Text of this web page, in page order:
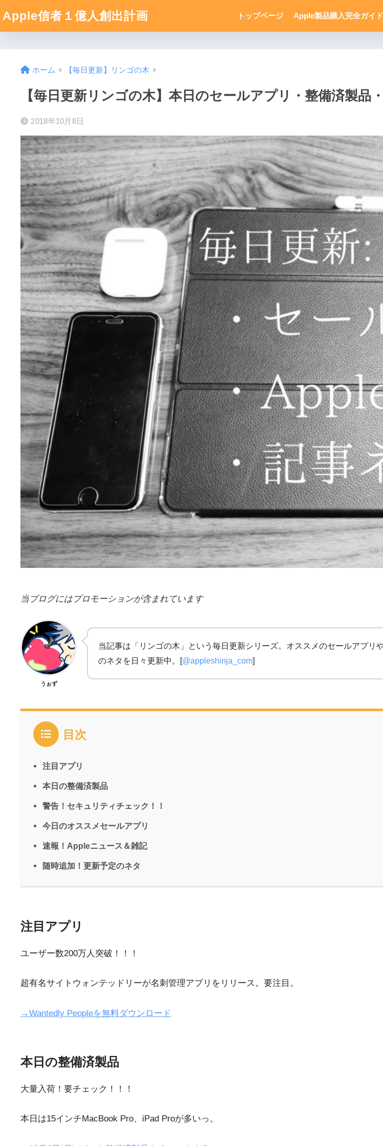
Apple信者１億人創出計画 トップページ Apple製品購入完全ガイド
ホーム 【毎日更新】リンゴの木
【毎日更新リンゴの木】本日のセールアプリ・整備済製品
2018年10月8日
当ブログにはプロモーションが含まれています
うぉず
当記事は「リンゴの木」という毎日更新シリーズ。オススメのセールアプ
のネタを日々更新中。[@appleshinja_com]
目次
注目アプリ
本日の整備済製品
警告！セキュリティチェック！！
今日のオススメセールアプリ
速報！Appleニュース＆雑記
随時追加！更新予定のネタ
注目アプリ
ユーザー数200万人突破！！！
超有名サイトウォンテッドリーが名刺管理アプリをリリース。要注目。
→Wantedly Peopleを無料ダウンロード
本日の整備済製品
大量入荷！要チェック！！！
本日は15インチMacBook Pro、iPad Proが多いっ。